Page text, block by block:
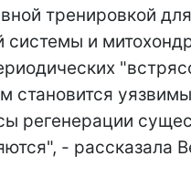
тренировкой
системы и
становится
регенерации
- рассказала